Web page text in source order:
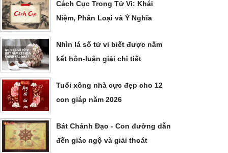
Cách Cục Trong Tử Vi: Khái
Niệm, Phân Loại và Ý Nghĩa
Nhìn lá số tử vi biết được năm
kết hôn-luận giải chi tiết
Tuổi xông nhà cực đẹp cho 12
con giáp năm 2026
Bát Chánh Đạo - Con đường dẫn
đến giác ngộ và giải thoát